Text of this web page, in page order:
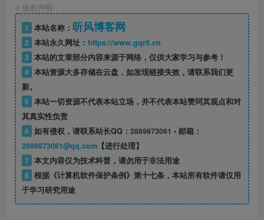
© 版权声明
1
本站名称： 听风博客网
2 本站永久网址： https://www.gqr5.cn
3 本站的文章部分内容来源于网络，仅供大家学习与参考！
4 本站资源大多存储在云盘，如发现链接失效，请联系我们更
新。
5 本站一切资源不代表本站立场，并不代表本站赞同其观点和对
其真实性负责
6 如有侵权，请联系站长QQ： 2889873061 • 邮箱：
2889873061@qq.com【进行处理】
7 本文内容仅为技术科普，请勿用于非法用途
8 根据《计算机软件保护条例》第十七条，本站所有软件请仅用
于学习研究用途